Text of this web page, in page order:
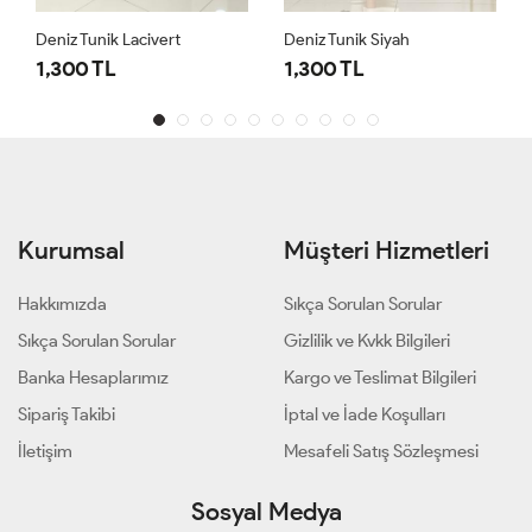
Deniz Tunik Lacivert
1,300 TL
Deniz Tunik Siyah
1,300 TL
Kurumsal
Hakkımızda
Sıkça Sorulan Sorular
Banka Hesaplarımız
Sipariş Takibi
İletişim
Müşteri Hizmetleri
Sıkça Sorulan Sorular
Gizlilik ve Kvkk Bilgileri
Kargo ve Teslimat Bilgileri
İptal ve İade Koşulları
Mesafeli Satış Sözleşmesi
Sosyal Medya